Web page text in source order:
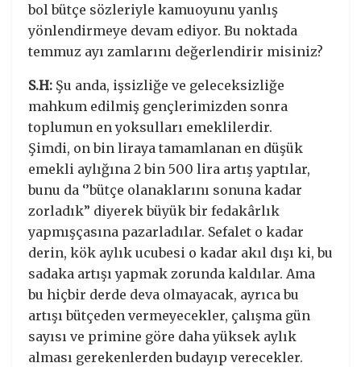
bol bütçe sözleriyle kamuoyunu yanlış
yönlendirmeye devam ediyor. Bu noktada
temmuz ayı zamlarını değerlendirir misiniz?
S.H: Şu anda, işsizliğe ve geleceksizliğe
mahkum edilmiş gençlerimizden sonra
toplumun en yoksulları emeklilerdir.
Şimdi, on bin liraya tamamlanan en düşük
emekli aylığına 2 bin 500 lira artış yaptılar,
bunu da ‘’bütçe olanaklarını sonuna kadar
zorladık” diyerek büyük bir fedakârlık
yapmışçasına pazarladılar. Sefalet o kadar
derin, kök aylık ucubesi o kadar akıl dışı ki, bu
sadaka artışı yapmak zorunda kaldılar. Ama
bu hiçbir derde deva olmayacak, ayrıca bu
artışı bütçeden vermeyecekler, çalışma gün
sayısı ve primine göre daha yüksek aylık
alması gerekenlerden budayıp verecekler.